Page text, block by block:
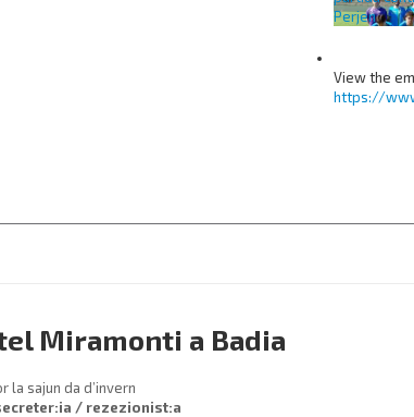
View the
https://
Miramonti a Badia
la sajun da d’invern
/ rezezionist:a